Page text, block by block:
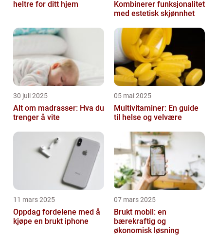
heltre for ditt hjem
Kombinerer funksjonalitet
med estetisk skjønnhet
30 juli 2025
Alt om madrasser: Hva du
trenger å vite
05 mai 2025
Multivitaminer: En guide
til helse og velvære
11 mars 2025
Oppdag fordelene med å
kjøpe en brukt iphone
07 mars 2025
Brukt mobil: en
bærekraftig og
økonomisk løsning